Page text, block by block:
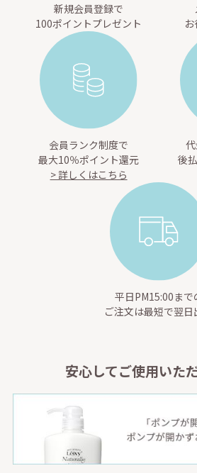
新規会員登録で
100ポイントプレゼント
会員ランク制度で
最大10％ポイント還元
> 詳しくはこちら
後
平日PM15:00まで
ご注文は最短で翌日
安心してご使用いた